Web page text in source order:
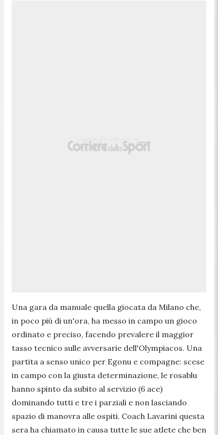
Una gara da manuale quella giocata da Milano che,
in poco più di un'ora, ha messo in campo un gioco
ordinato e preciso, facendo prevalere il maggior
tasso tecnico sulle avversarie dell'Olympiacos. Una
partita a senso unico per Egonu e compagne: scese
in campo con la giusta determinazione, le rosablu
hanno spinto da subito al servizio (6 ace)
dominando tutti e tre i parziali e non lasciando
spazio di manovra alle ospiti. Coach Lavarini questa
sera ha chiamato in causa tutte le sue atlete che ben